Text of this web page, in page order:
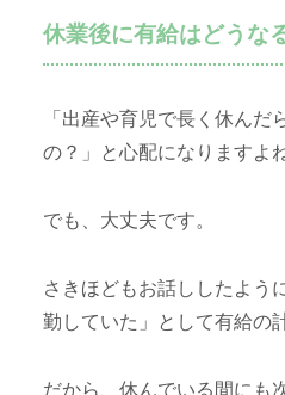
休業後に有給はどうな
「出産や育児で長く休んだ
の？」と心配になりますよね
でも、大丈夫です。
さきほどもお話ししたよう
勤していた」として有給の
だから、休んでいる間にも